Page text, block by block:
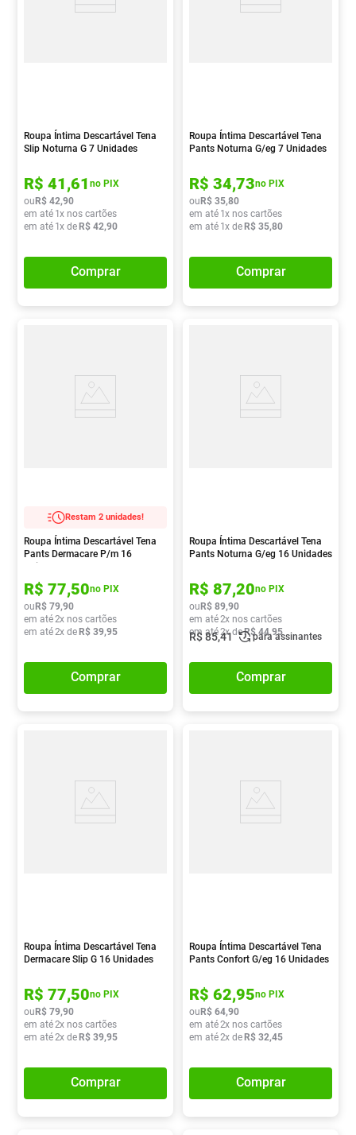
Roupa Íntima Descartável Tena
Slip Noturna G 7 Unidades
R$ 41,61 no PIX
ouR$ 42,90
em até 1x nos cartões
em até 1x deR$ 42,90
Comprar
Roupa Íntima Descartável Tena
Pants Noturna G/eg 7 Unidades
R$ 34,73no PIX
ouR$ 35,80
em até 1x nos cartões
em até 1x deR$ 35,80
Comprar
Restam 2 unidades!
Roupa Íntima Descartável Tena
Pants Dermacare P/m 16
Unidades
R$ 77,50no PIX
ouR$ 79,90
em até2x nos cartões
em até2x deR$ 39,95
Comprar
Roupa Íntima Descartável Tena
Pants Noturna G/eg 16 Unidades
R$ 87,20no PIX
ouR$ 89,90
em até2x nos cartões
em até2x deR$ 44,95
R$85,41 para assinantes
Comprar
Roupa Íntima Descartável Tena
Dermacare Slip G 16 Unidades
R$ 77,50no PIX
ouR$ 79,90
em até2x nos cartões
em até2x deR$ 39,95
Comprar
Roupa Íntima Descartável Tena
Pants Confort G/eg 16 Unidades
R$ 62,95no PIX
ouR$ 64,90
em até2x nos cartões
em até2x deR$ 32,45
Comprar